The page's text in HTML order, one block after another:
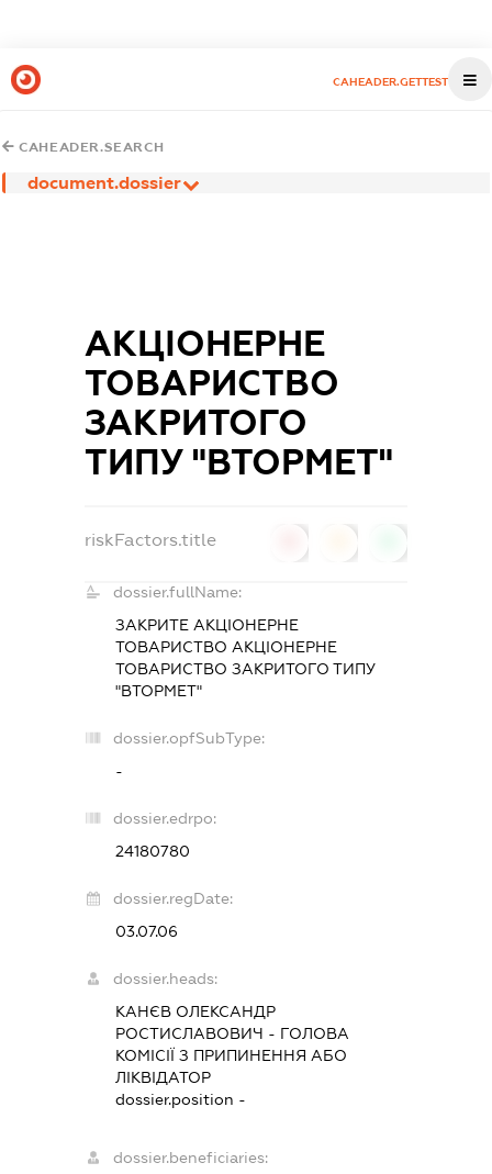
CAHEADER.GETTEST
CAHEADER.SEARCH
document.dossier
АКЦІОНЕРНЕ
ТОВАРИСТВО
ЗАКРИТОГО
ТИПУ "ВТОРМЕТ"
riskFactors.title
dossier.fullName:
ЗАКРИТЕ АКЦІОНЕРНЕ
ТОВАРИСТВО АКЦІОНЕРНЕ
ТОВАРИСТВО ЗАКРИТОГО ТИПУ
"ВТОРМЕТ"
dossier.opfSubType:
-
dossier.edrpo:
24180780
dossier.regDate:
03.07.06
dossier.heads:
КАНЄВ ОЛЕКСАНДР
РОСТИСЛАВОВИЧ - ГОЛОВА
КОМІСІЇ З ПРИПИНЕННЯ АБО
ЛІКВІДАТОР
dossier.position -
dossier.beneficiaries: